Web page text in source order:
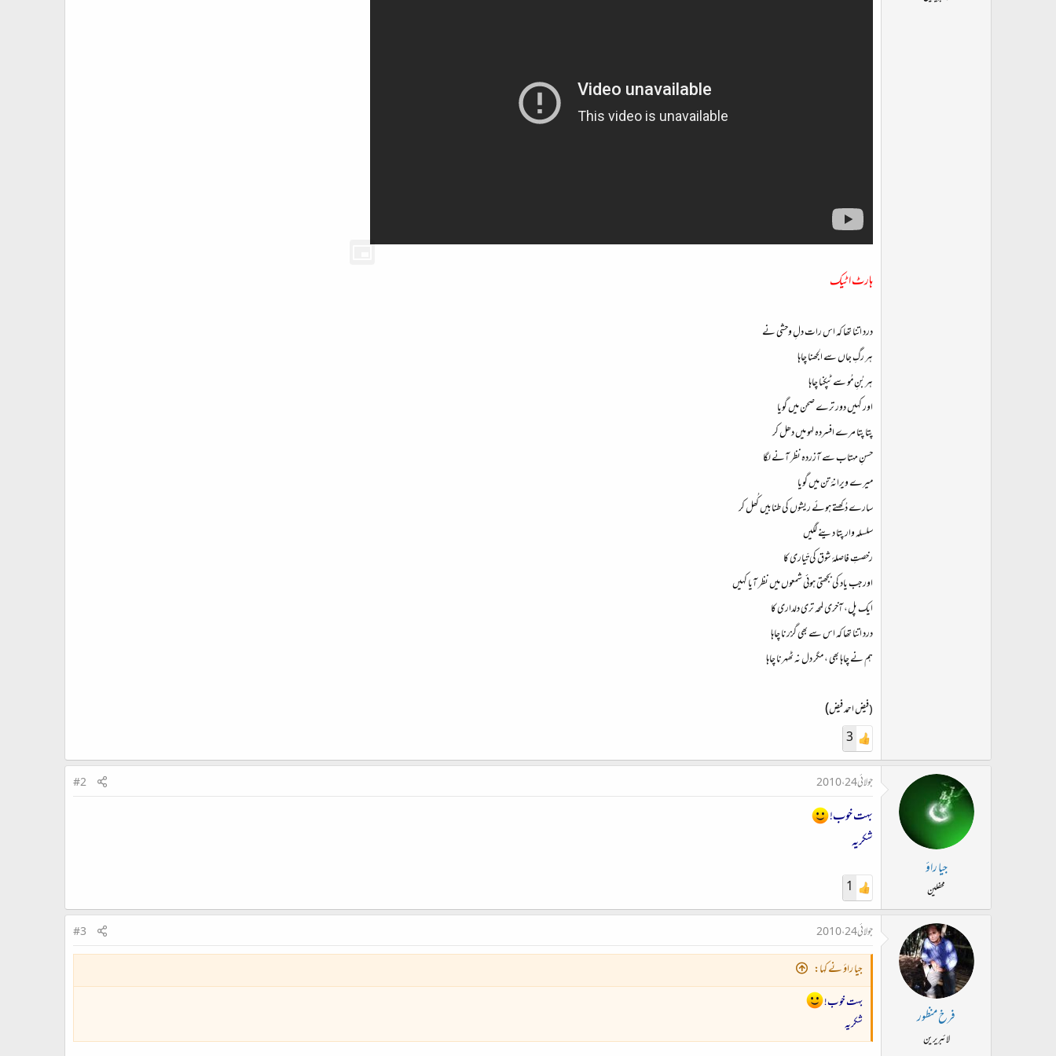
ہارٹ اٹیک
درد اتنا تھا کہ اس رات دلِ وحشی نے
ہر رگِ جاں سے الجھنا چاہا
ہر بُنِ مُو سے ٹپکنا چاہا
اور کہیں دور ترے صحن میں گویا
پتا پتا مرے افسردہ لہو میں دھل کر
حسنِ مہتاب سے آزردہ نظر آنے لگا
میرے ویرانۂ تن میں گویا
سارے دُکھتے ہوئے ریشوں کی طنابیں کُھل کر
سلسلہ وار پتا دینے لگیں
رخصتِ فاصلۂ شوق کی تّیاری کا
اور جب یاد کی بجھتی ہوئی شمعوں میں نظر آیا کہیں
ایک پل، آخری لمحہ تری دلداری کا
درد اتنا تھا کہ اس سے بھی گزرنا چاہا
ہم نے چاہا بھی ، مگر دل نہ ٹھہرنا چاہا
(فیض احمد فیض)
3
جیا راؤ
محفلین
جولائی 24، 2010 #2
بہت خوب!
شکریہ
1
فرخ منظور
لائبریرین
جولائی 24، 2010 #3
جیا راؤ نے کہا:
بہت خوب!
شکریہ